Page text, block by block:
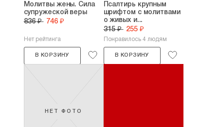
Молитвы жены. Сила
супружеской веры
836 ₽ 746 ₽
Нет рейтинга
В КОРЗИНУ
Псалтирь крупным
шрифтом с молитвами
о живых и...
315 ₽ 255 ₽
Понравилось 4 людям
В КОРЗИНУ
НЕТ ФОТО